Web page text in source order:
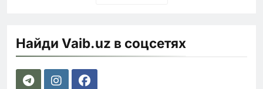
Найди Vaib.uz в соцсетях